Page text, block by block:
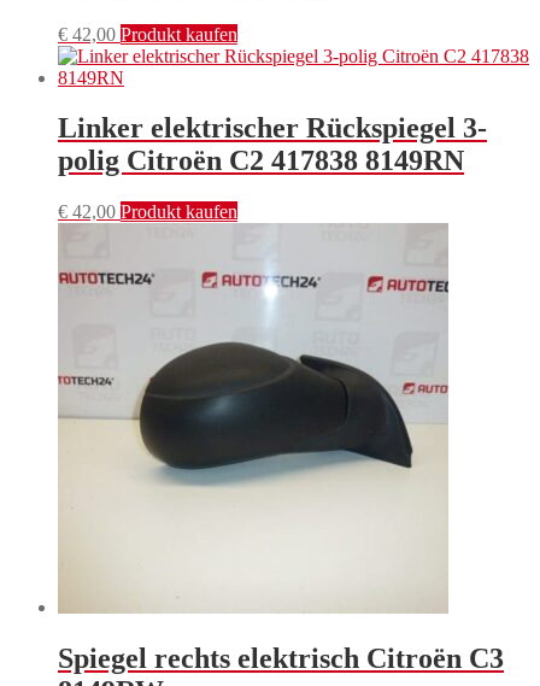
€ 42,00 Produkt kaufen
Linker elektrischer Rückspiegel 3-
polig Citroën C2 417838 8149RN
€ 42,00 Produkt kaufen
Spiegel rechts elektrisch Citroën C3